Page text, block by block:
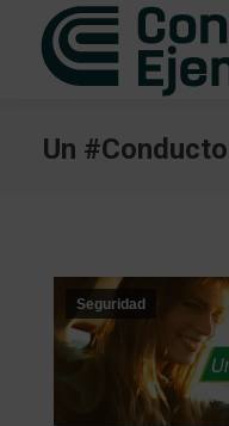
Un
Seguridad